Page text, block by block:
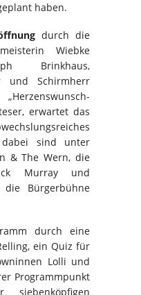
haben.
durch die
Wiebke
Brinkhaus,
und Schirmherr
erwartet das
dabei sind unter
& The Wern, die
Murray und
die Bürgerbühne
durch eine
ein Quiz für
Lolli und
Programmpunkt